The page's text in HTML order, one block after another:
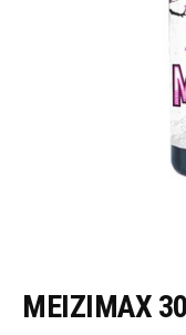
MEIZIMAX